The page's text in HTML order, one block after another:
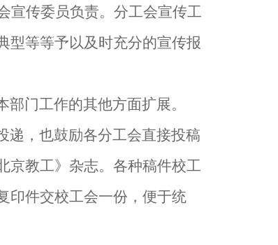
宣传委员负责。分工会宣传工
型等等予以及时充分的宣传报
门工作的其他方面扩展。
递，也鼓励各分工会直接投稿
京教工》杂志。各种稿件校工
印件交校工会一份，便于统